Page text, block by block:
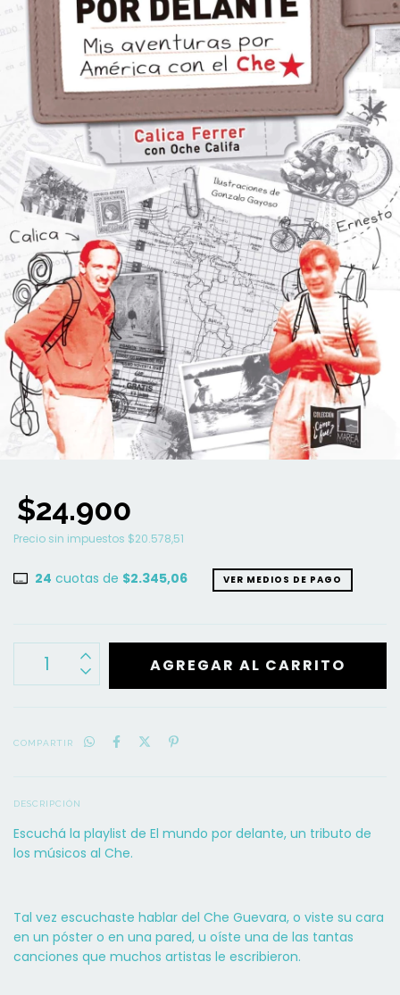
$24.900
Precio sin impuestos $20.578,51
24 cuotas de $2.345,06 VER MEDIOS DE PAGO
COMPARTIR
DESCRIPCIÓN
Escuchá la playlist de El mundo por delante, un tributo de
los músicos al Che.
Tal vez escuchaste hablar del Che Guevara, o viste su cara
en un póster o en una pared, u oíste una de las tantas
canciones que muchos artistas le escribieron.